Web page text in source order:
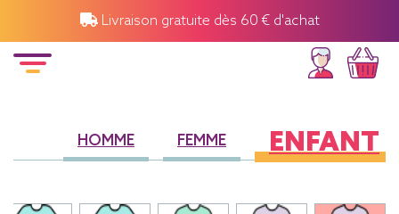
Livraison gratuite dès 60 € d'achat
HOMME FEMME ENFANT